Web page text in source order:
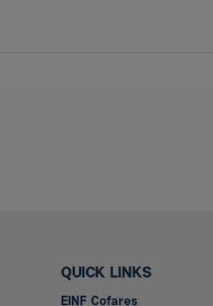
QUICK LINKS
EINF Cofares